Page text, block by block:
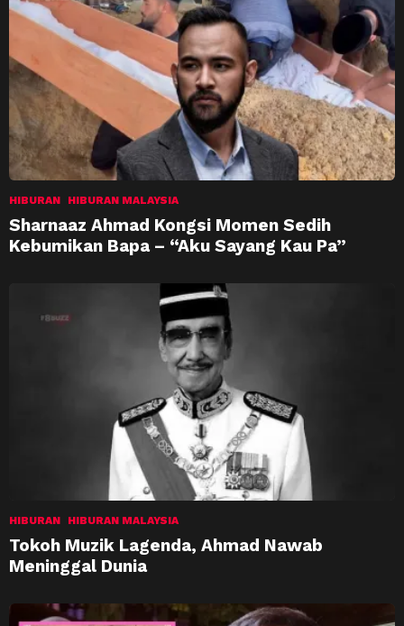
HIBURAN HIBURAN MALAYSIA
Sharnaaz Ahmad Kongsi Momen Sedih
Kebumikan Bapa – “Aku Sayang Kau Pa”
HIBURAN HIBURAN MALAYSIA
Tokoh Muzik Lagenda, Ahmad Nawab
Meninggal Dunia